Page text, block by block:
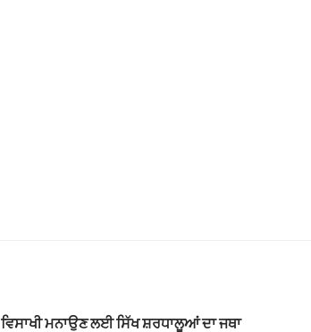
ਵਿਸਾਖੀ ਮਨਾਉਣ ਲਈ ਸਿੱਖ ਸ਼ਰਧਾਲੂਆਂ ਦਾ ਜਥਾ